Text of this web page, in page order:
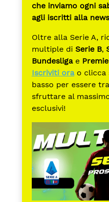
che inviamo ogni
agli iscritti alla
Oltre alla Serie A,
multiple di Serie B,
Bundesligae
Iscriviti orao clicca
basso per essere
sfruttare al
esclusivi!